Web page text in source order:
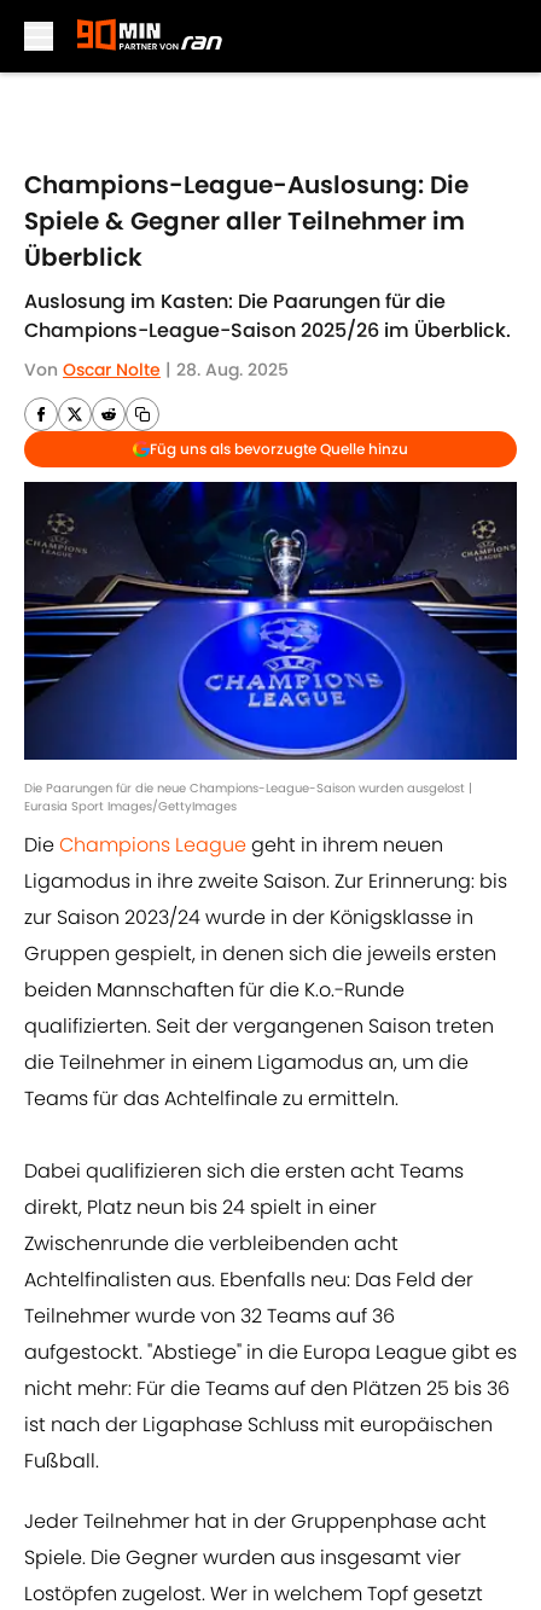
Champions-League-Auslosung: Die
Spiele & Gegner aller Teilnehmer im
Überblick
Auslosung im Kasten: Die Paarungen für die
Champions-League-Saison 2025/26 im Überblick.
Von Oscar Nolte | 28. Aug. 2025
Füg uns als bevorzugte Quelle hinzu
Die Paarungen für die neue Champions-League-Saison wurden ausgelost |
Eurasia Sport Images/GettyImages
DieChampions Leaguegeht in ihrem neuen
Ligamodus in ihre zweite Saison. Zur Erinnerung: bis
zur Saison 2023/24 wurde in der Königsklasse in
Gruppen gespielt, in denen sich die jeweils ersten
beiden Mannschaften für die K.o.-Runde
qualifizierten. Seit der vergangenen Saison treten
die Teilnehmer in einem Ligamodus an, um die
Teams für das Achtelfinale zu ermitteln.
Dabei qualifizieren sich die ersten acht Teams
direkt, Platz neun bis 24 spielt in einer
Zwischenrunde die verbleibenden acht
Achtelfinalisten aus. Ebenfalls neu: Das Feld der
Teilnehmer wurde von 32 Teams auf 36
aufgestockt. "Abstiege" in die Europa League gibt es
nicht mehr: Für die Teams auf den Plätzen 25 bis 36
ist nach der Ligaphase Schluss mit europäischen
Fußball.
Jeder Teilnehmer hat in der Gruppenphase acht
Spiele. Die Gegner wurden aus insgesamt vier
Lostöpfen zugelost. Wer in welchem Topf gesetzt